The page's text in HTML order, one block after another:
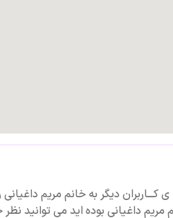
کـــاربران دیگر به خانم مریم داغیانی
داغیانی بوده اید می توانید نظر